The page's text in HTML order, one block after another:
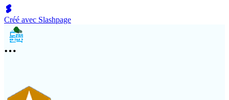
Créé avec Slashpage